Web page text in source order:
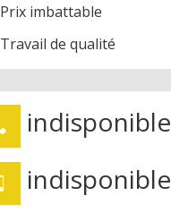
Prix imbattable
Travail de qualité
indisponible
indisponible